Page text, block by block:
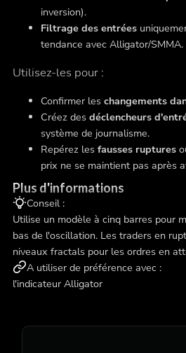
inversion).
Filtrage des entrées
tendance avec Alligator/SMMA.
Utilisez-les pour :
Confirmer les changements
Créez des déclencheurs
système de journalisme.
Repérez les fausses ruptures
prix ne se maintient pas après
Plus d'informations
Conseil :
Utilise un modèle à cinq barres pour
bas de l'oscillation. Les traders en
niveaux fractals pour les ordres en
A utiliser de préférence avec :
l'indicateur Alligator